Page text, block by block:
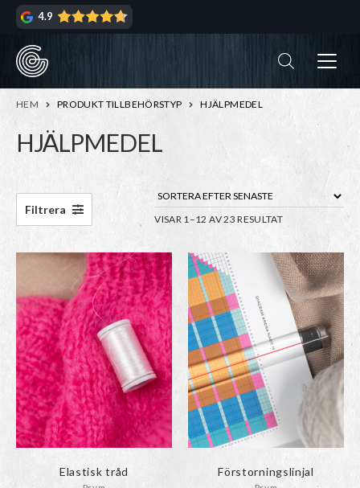
Hoppa
navigering
Hoppa
innehåll
4.9
HEM PRODUKT TILLBEHÖRSTYP HJÄLPMEDEL
HJÄLPMEDEL
VISAR 1–12 AV 23 RESULTATSORTERA
Filtrera
Elastisk tråd Förstorningslinjal